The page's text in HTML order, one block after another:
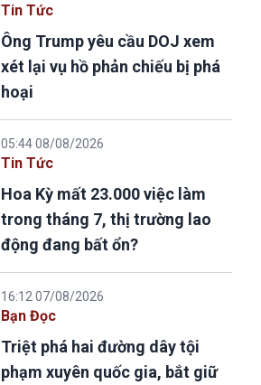
Tin Tức
Ông Trump yêu cầu DOJ xem
xét lại vụ hồ phản chiếu bị phá
hoại
05:44 08/08/2026
Tin Tức
Hoa Kỳ mất 23.000 việc làm
trong tháng 7, thị trường lao
động đang bất ổn?
16:12 07/08/2026
Bạn Đọc
Triệt phá hai đường dây tội
phạm xuyên quốc gia, bắt giữ